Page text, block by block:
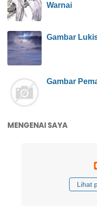
Warnai
Gambar
Gambar
MENGENAI SAYA
Lihat